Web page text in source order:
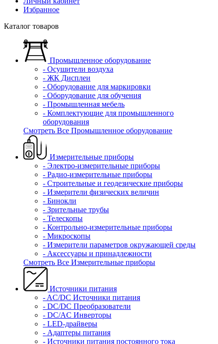
Избранное
Каталог товаров
Промышленное оборудование
- Осушители воздуха
- ЖК Дисплеи
- Оборудование для маркировки
- Оборудование для обучения
- Промышленная мебель
- Комплектующие для промышленного
оборудования
Смотреть Все Промышленное оборудование
Измерительные приборы
- Электро-измерительные приборы
- Радио-измерительные приборы
- Строительные и геодезические приборы
- Измерители физических величин
- Бинокли
- Зрительные трубы
- Телескопы
- Контрольно-измерительные приборы
- Микроскопы
- Измерители параметров окружающей среды
- Аксессуары и принадлежности
Смотреть Все Измерительные приборы
Источники питания
- AC/DC Источники питания
- DC/DC Преобразователи
- DC/AC Инверторы
- LED-драйверы
- Адаптеры питания
- Источники питания постоянного тока